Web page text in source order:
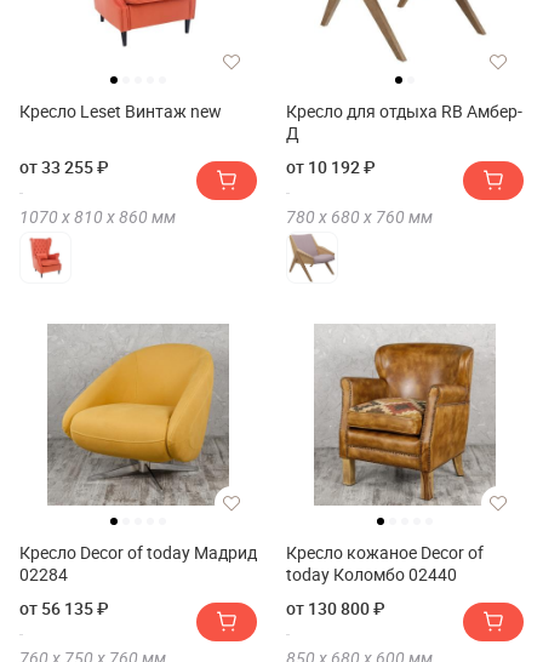
Кресло Leset Винтаж new
от 33 255 ₽
1070 х810 х860 мм
Кресло для отдыха RB Амбер-
Д
от 10 192 ₽
780 х 680 х 760 мм
Кресло Decor of today Мадрид
02284
от 56 135 ₽
Кресло кожаное Decor of
today Коломбо 02440
от 130 800 ₽